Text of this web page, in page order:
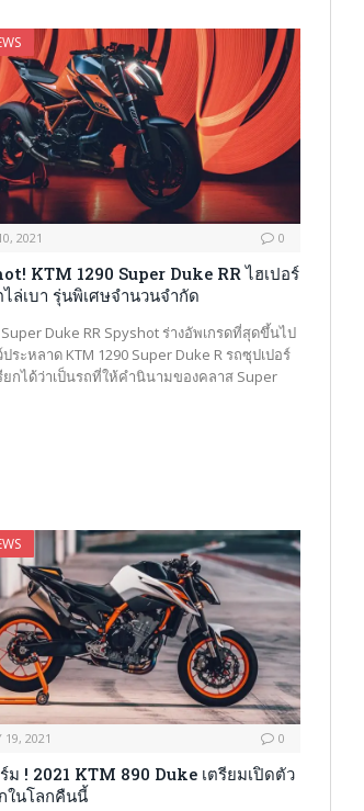
2021 0
KTM 1290 Super Duke RR ไฮเปอร์
ไล่เบา รุ่นพิเศษจำนวนจำกัด
Super Duke RR Spyshot ร่างอัพเกรดที่สุดขึ้นไป
ระหลาด KTM 1290 Super Duke R รถซุปเปอร์
ยกได้ว่าเป็นรถที่ให้คำนินามของคลาส Super
19, 2021 0
ม ! 2021 KTM 890 Duke เตรียมเปิดตัว
ในโลกคืนนี้